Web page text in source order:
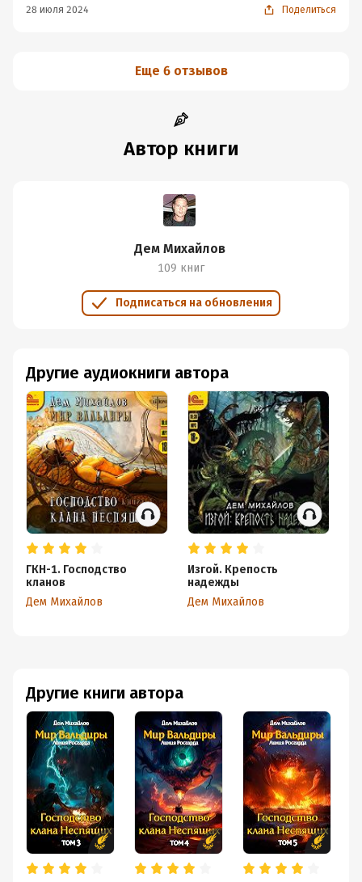
28 июля 2024 Поделиться
Еще 6 отзывов
Автор книги
Дем Михайлов
109 книг
Подписаться на обновления
Другие книги автора
Другие аудиокниги автора
ГКН-1. Господство
кланов
Дем Михайлов
Изгой. Крепость
надежды
Дем Михайлов